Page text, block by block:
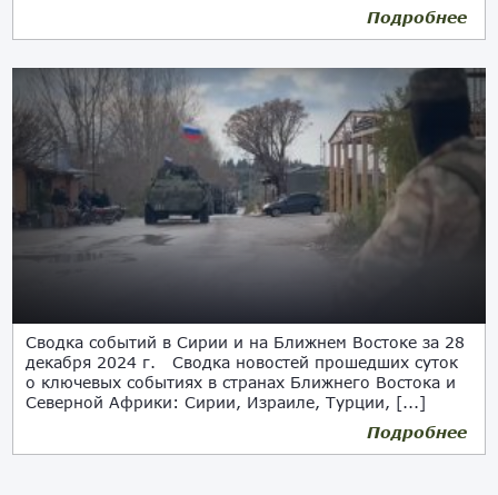
Подробнее
Сводка событий в Сирии и на Ближнем Востоке за 28
декабря 2024 г. Сводка новостей прошедших суток
о ключевых событиях в странах Ближнего Востока и
Северной Африки: Сирии, Израиле, Турции, [...]
Подробнее